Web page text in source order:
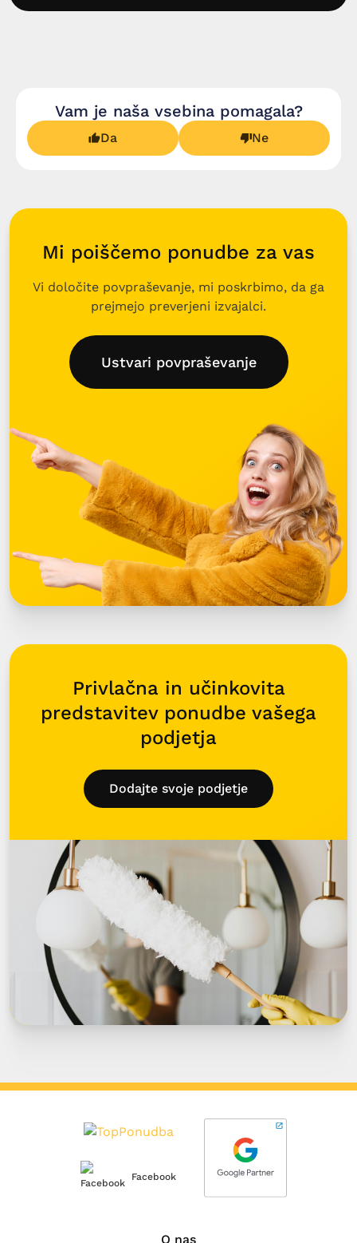
Vam je naša vsebina pomagala?
Da Ne
Mi poiščemo ponudbe za vas
Vi določite povpraševanje, mi poskrbimo, da ga
prejmejo preverjeni izvajalci.
Ustvari povpraševanje
Privlačna in učinkovita
predstavitev ponudbe vašega
podjetja
Dodajte svoje podjetje
Facebook
O nas